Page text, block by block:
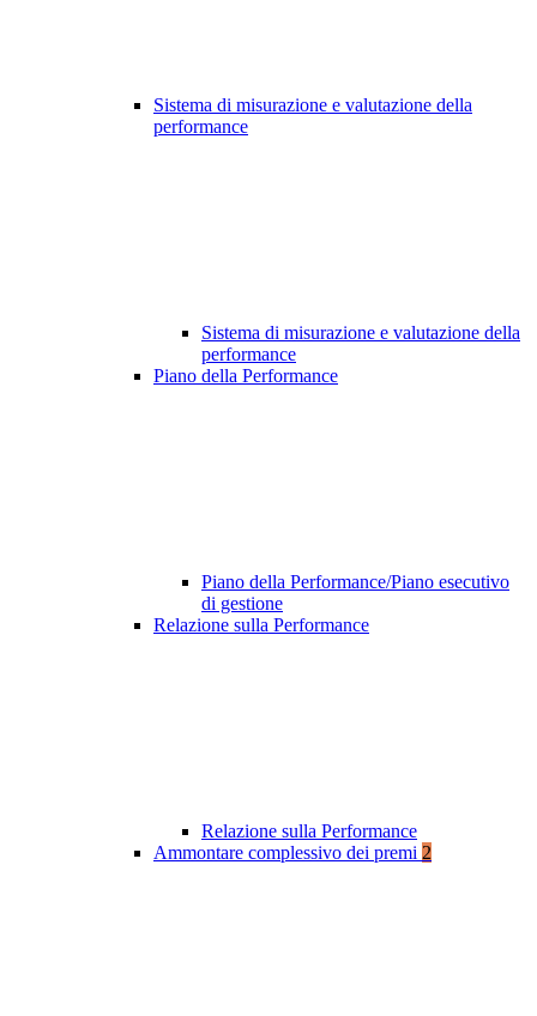
Sistema di misurazione e valutazione della
performance
Sistema di misurazione e valutazione della
performance
Piano della Performance
Piano della Performance/Piano esecutivo
di gestione
Relazione sulla Performance
Relazione sulla Performance
Ammontare complessivo dei premi 2